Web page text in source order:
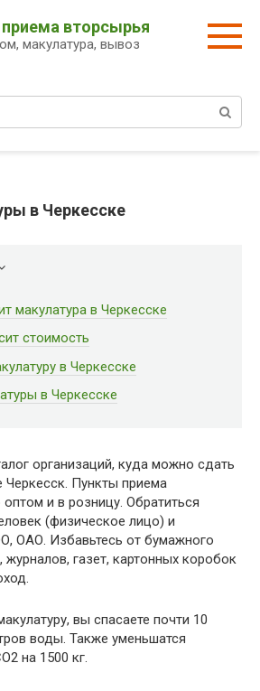
вторсырья
макулатура, вывоз
в Черкесске
макулатура в Черкесске
стоимость
в Черкесске
в Черкесске
организаций, куда можно сдать
Черкесск. Пункты приема
и в розницу. Обратиться
(физическое лицо) и
ОАО. Избавьтесь от бумажного
журналов, газет, картонных коробок
вы спасаете почти 10
воды. Также уменьшатся
на 1500 кг.